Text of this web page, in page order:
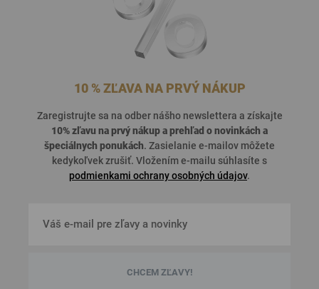
10 % ZĽAVA NA PRVÝ NÁKUP
Zaregistrujte sa na odber nášho newslettera a získajte
10% zľavu na prvý nákup a prehľad onovinkách a
špeciálnych ponukách. Zasielanie e-mailov môžete
kedykoľvek zrušiť. Vložením e-mailu súhlasíte s
podmienkami ochrany osobných údajov.
CHCEM ZĽAVY!